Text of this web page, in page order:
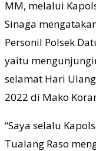
MM, melalui
Sinaga
Personil Polsek
yaitu
selamat Hari
2022 di Mako
“Saya selalu
Tualang Raso